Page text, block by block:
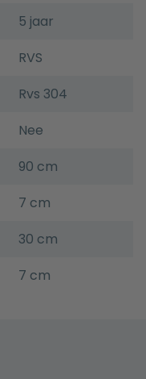
5 jaar
RVS
Rvs 304
Nee
90 cm
7 cm
30 cm
7 cm